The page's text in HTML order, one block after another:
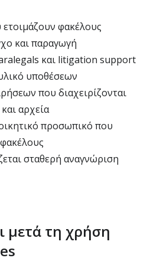
φακέλους
και παραγωγή
και litigation support
υποθέσεων
που διαχειρίζονται
αρχεία
προσωπικό που
σταθερή αναγνώριση
μετά τη χρήση